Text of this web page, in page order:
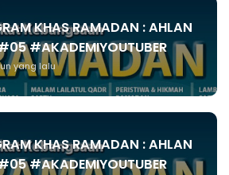
KHAS RAMADAN : AHLAN
#AKADEMIYOUTUBER
yang lalu
KHAS RAMADAN : AHLAN
#AKADEMIYOUTUBER